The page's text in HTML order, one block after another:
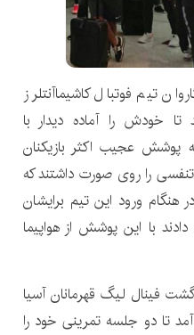
تیم فوتبال کاشیماآنتلرز
خودش را آماده دیدار با
پوشش عجیب اکثر بازیکنان
تنفسی را روی صورت داشتند که
ورود این تیم برایشان
با این پوشش از هواپیما
فینال لیگ قهرمانان آسیا
تا دو جلسه تمرینی خود را